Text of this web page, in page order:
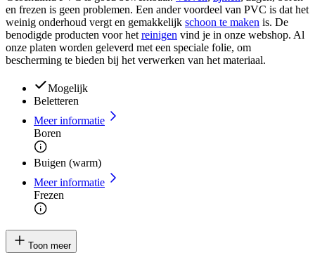
en frezen is geen problemen. Een ander voordeel van PVC is dat het
weinig onderhoud vergt en gemakkelijk schoon te maken is. De
benodigde producten voor het reinigen vind je in onze webshop. Al
onze platen worden geleverd met een speciale folie, om
bescherming te bieden bij het verwerken van het materiaal.
Mogelijk
Beletteren
Meer informatie
Boren
Buigen (warm)
Meer informatie
Frezen
Toon meer